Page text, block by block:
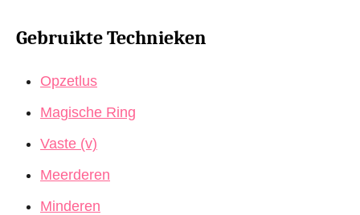
Gebruikte Technieken
Opzetlus
Magische Ring
Vaste (v)
Meerderen
Minderen